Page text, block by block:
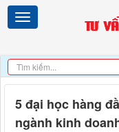
5 đại học hàng
ngành kinh